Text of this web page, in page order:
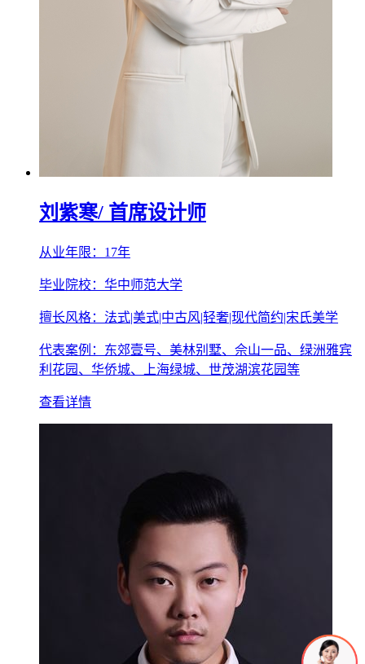
刘紫寒/ 首席设计师
从业年限：17年
毕业院校：华中师范大学
擅长风格：法式|美式|中古风|轻奢|现代简约|宋氏美学
代表案例：东郊壹号、美林别墅、佘山一品、绿洲雅宾
利花园、华侨城、上海绿城、世茂湖滨花园等
查看详情